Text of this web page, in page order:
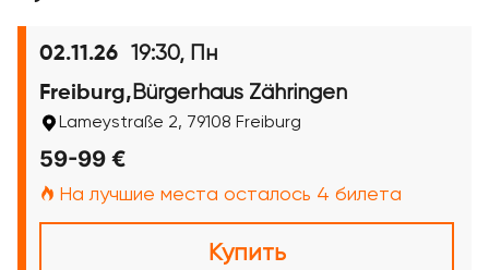
02.11.26 19:30, Пн
Freiburg, Bürgerhaus Zähringen
Lameystraße 2, 79108 Freiburg
59-99 €
На лучшие места осталось 4 билета
Купить